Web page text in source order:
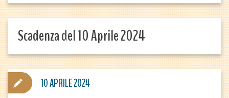
Scadenza del 10 Aprile 2024
10 APRILE 2024